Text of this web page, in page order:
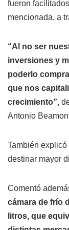
fueron
mencionada, a
“Al no ser
inversiones y
poderlo
que nos
crecimiento”,
Antonio
También
destinar mayor
Comentó
cámara de frío
litros, que